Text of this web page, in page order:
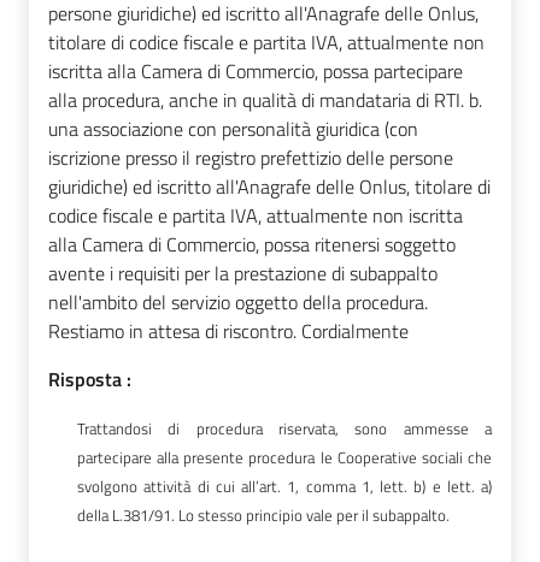
persone giuridiche) ed iscritto all'Anagrafe delle Onlus,
titolare di codice fiscale e partita IVA, attualmente non
iscritta alla Camera di Commercio, possa partecipare
alla procedura, anche in qualità di mandataria di RTI. b.
una associazione con personalità giuridica (con
iscrizione presso il registro prefettizio delle persone
giuridiche) ed iscritto all'Anagrafe delle Onlus, titolare di
codice fiscale e partita IVA, attualmente non iscritta
alla Camera di Commercio, possa ritenersi soggetto
avente i requisiti per la prestazione di subappalto
nell'ambito del servizio oggetto della procedura.
Restiamo in attesa di riscontro. Cordialmente
Risposta :
Trattandosi di procedura riservata, sono ammesse a
partecipare alla presente procedura le Cooperative sociali che
svolgono attività di cui all’art. 1, comma 1, lett. b) e lett. a)
della L.381/91. Lo stesso principio vale per il subappalto.